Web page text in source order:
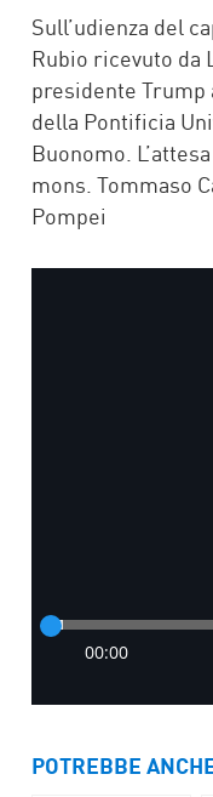
Sull’udienza del
Rubio ricevuto da
presidente
della Pontificia
Buonomo.
mons. Tommaso
Pompei
POTREBBE